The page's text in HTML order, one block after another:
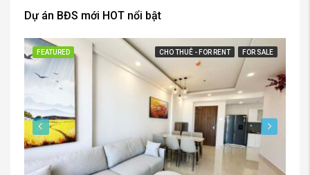
Dự án BĐS mới HOT nổi bật
FEATURED CHO THUÊ - FOR RENT FOR SALE